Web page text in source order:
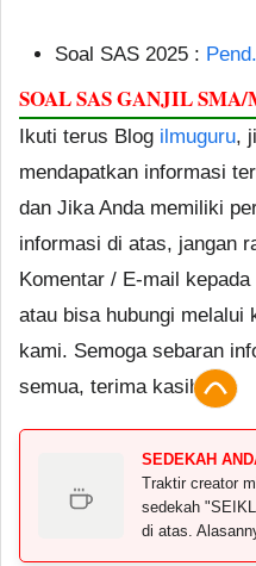
Soal SAS 2025 :
SOAL SAS GANJIL
Ikuti terus Blog ilmuguru,
mendapatkan informasi
dan Jika Anda memiliki
informasi di atas, jangan
Komentar / E-mail kepada
atau bisa hubungi melalui
kami. Semoga sebaran
semua, terima kasih.
SEDEKAH
Traktir creator
sedekah
di atas.